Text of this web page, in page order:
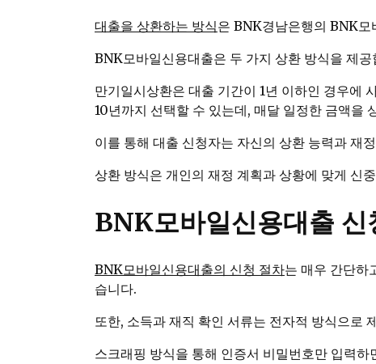
대출을 상환하는 방식은 BNK경남은행의 BNK모
BNK모바일신용대출은 두 가지 상환 방식을 제공
만기일시상환은 대출 기간이 1년 이하인 경우에
10년까지 선택할 수 있는데, 매달 일정한 금액을
이를 통해 대출 신청자는 자신의 상환 능력과 재
상환 방식은 개인의 재정 계획과 상황에 맞게 신
BNK모바일신용대출 신
BNK모바일신용대출의 신청 절차는 매우 간단하
습니다.
또한, 소득과 재직 확인 서류는 전자적 방식으로
스크래핑 방식을 통해 인증서 비밀번호만 입력